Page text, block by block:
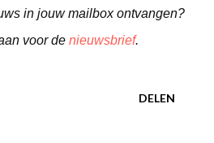
in jouw mailbox ontvangen?
voor de nieuwsbrief.
DELEN